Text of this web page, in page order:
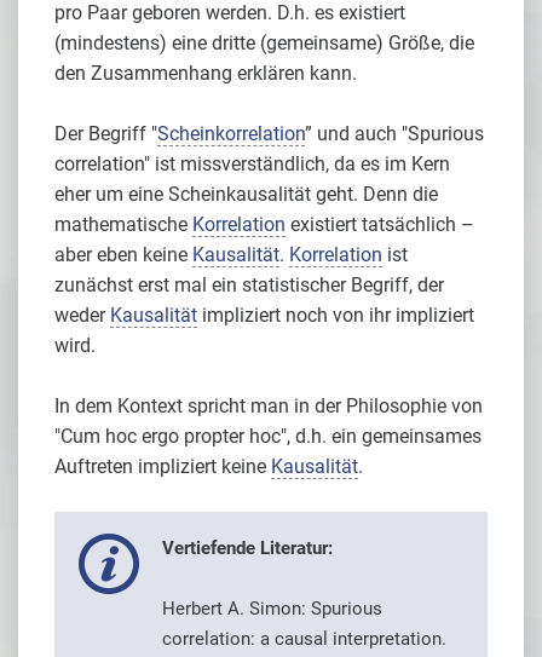
pro Paar geboren werden. D.h. es existiert
(mindestens) eine dritte (gemeinsame) Größe, die
den Zusammenhang erklären kann.
Der Begriff "Scheinkorrelation” und auch "Spurious
correlation" ist missverständlich, da es im Kern
eher um eine Scheinkausalität geht. Denn die
mathematische Korrelation existiert tatsächlich –
aber eben keine Kausalität. Korrelation ist
zunächst erst mal ein statistischer Begriff, der
weder Kausalität impliziert noch von ihr impliziert
wird.
In dem Kontext spricht man in der Philosophie von
"Cum hoc ergo propter hoc", d.h. ein gemeinsames
Auftreten impliziert keine Kausalität.
Vertiefende Literatur:
Herbert A. Simon: Spurious
correlation: a causal interpretation.